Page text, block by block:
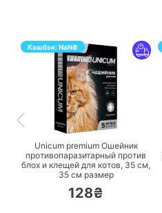
Кэшбэк:NaN₴
ПЕРЕЙТИ
Unicum premium Ошейник
противопаразитарный против
блох и клещей для котов, 35 см,
35 см размер
128₴